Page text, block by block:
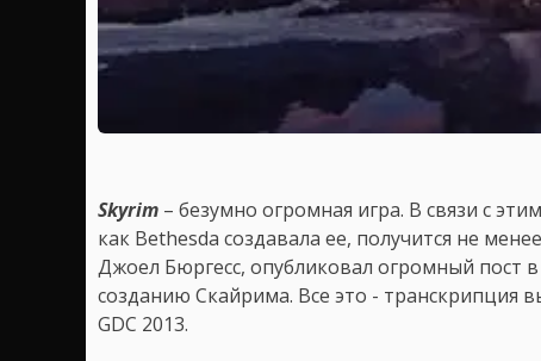
Skyrim – безумно огромная игра. В связи с
как Bethesda создавала ее, получится не
Джоел Бюргесс, опубликовал огромный пост в
созданию Скайрима. Все это - транскрипция
GDC 2013.